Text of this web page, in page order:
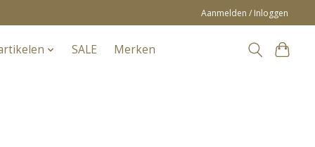
Aanmelden / Inloggen
SALE Merken